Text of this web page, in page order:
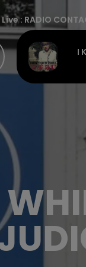
Live : RADIO
I